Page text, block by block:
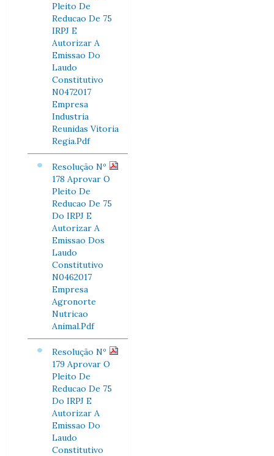
Pleito De
Reducao De 75
IRPJ E
Autorizar A
Emissao Do
Laudo
Constitutivo
N0472017
Empresa
Industria
Reunidas Vitoria
Regia.Pdf
Resolução Nº
178 Aprovar O
Pleito De
Reducao De 75
Do IRPJ E
Autorizar A
Emissao Dos
Laudo
Constitutivo
N0462017
Empresa
Agronorte
Nutricao
Animal.Pdf
Resolução Nº
179 Aprovar O
Pleito De
Reducao De 75
Do IRPJ E
Autorizar A
Emissao Do
Laudo
Constitutivo